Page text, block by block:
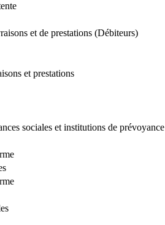
et de prestations (Débiteurs)
et prestations
sociales et institutions de prévoyance